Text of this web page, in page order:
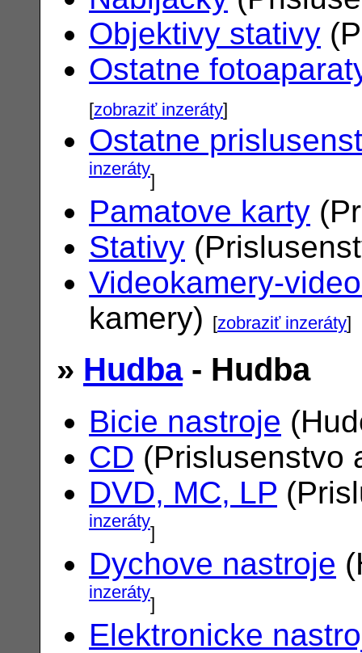
Objektivy stativy
Ostatne
[zobraziť inzeráty]
Ostatne
inzeráty]
Pamatove karty
Stativy
Videokamery-
kamery) [zobraziť inzeráty]
» Hudba- Hudba
Bicie nastroje
CD (Prislusenstvo
DVD, MC, LP
inzeráty]
Dychove nastroje
inzeráty]
Elektronicke